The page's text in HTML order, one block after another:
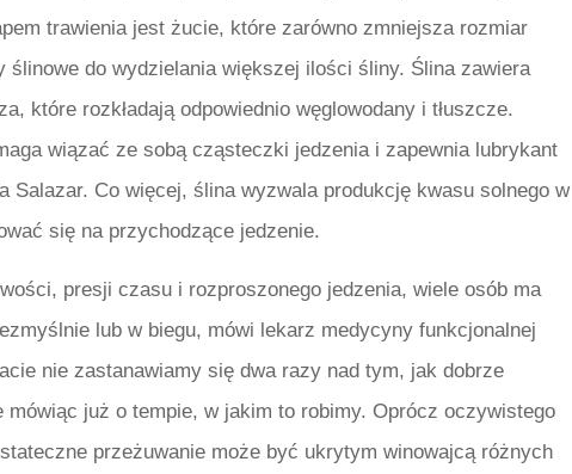
trawienia jest żucie, które zarówno zmniejsza rozmiar
ślinowe do wydzielania większej ilości śliny. Ślina zawiera
które rozkładają odpowiednio węglowodany i tłuszcze.
wiązać ze sobą cząsteczki jedzenia i zapewnia lubrykant
Salazar. Co więcej, ślina wyzwala produkcję kwasu solnego w
się na przychodzące jedzenie.
presji czasu i rozproszonego jedzenia, wiele osób ma
lub w biegu, mówi lekarz medycyny funkcjonalnej
nie zastanawiamy się dwa razy nad tym, jak dobrze
mówiąc już o tempie, w jakim to robimy. Oprócz oczywistego
przeżuwanie może być ukrytym winowajcą różnych